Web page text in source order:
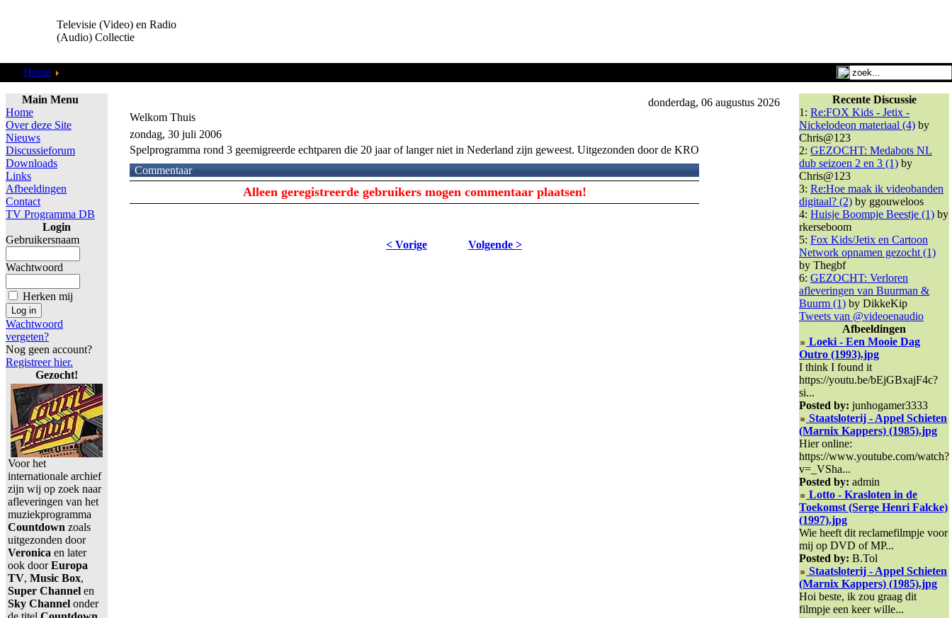
Televisie (Video) en Radio
(Audio) Collectie
Home
Main Menu
Home
Over deze Site
Nieuws
Discussieforum
Downloads
Links
Afbeeldingen
Contact
TV Programma DB
Login
Gebruikersnaam
Wachtwoord
Herken mij
Wachtwoord
vergeten?
Nog geen account?
Registreer hier.
Gezocht!
Voor het
internationale archief
zijn wij op zoek naar
afleveringen van het
muziekprogramma
Countdown zoals
uitgezonden door
Veronica en later
ook doorEuropa
TV, Music Box,
Super Channel en
Sky Channel onder
donderdag, 06 augustus 2026
Welkom Thuis
zondag, 30 juli 2006
Spelprogramma rond 3 geemigreerde echtparen die 20 jaar of langer niet in Nederland zijn geweest. Uitgezonden door de KRO
Commentaar
Alleen geregistreerde gebruikers mogen commentaar plaatsen!
< Vorige Volgende >
Recente Discussie
1: Re:FOX Kids - Jetix -
Nickelodeon materiaal (4) by
Chris@123
2: GEZOCHT: Medabots NL
dub seizoen 2 en 3 (1) by
Chris@123
3: Re:Hoe maak ik videobanden
digitaal? (2) by ggouweloos
4: Huisje Boompje Beestje (1) by
rkerseboom
5: Fox Kids/Jetix en Cartoon
Network opnamen gezocht (1)
by Thegbf
6: GEZOCHT: Verloren
afleveringen van Buurman &
Buurm (1) by DikkeKip
Tweets van @videoenaudio
Afbeeldingen
Loeki - Een Mooie Dag
Outro (1993).jpg
I think I found it
https://youtu.be/bEjGBxajF4c?
si...
Posted by: junhogamer3333
Staatsloterij - Appel Schieten
(Marnix Kappers) (1985).jpg
Hier online:
https://www.youtube.com/watch?
v=_VSha...
Posted by: admin
Lotto - Krasloten in de
Toekomst (Serge Henri Falcke)
(1997).jpg
Wie heeft dit reclamefilmpje voor
mij op DVD of MP...
Posted by: B.Tol
Staatsloterij - Appel Schieten
(Marnix Kappers) (1985).jpg
Hoi beste, ik zou graag dit
filmpje een keer wille...